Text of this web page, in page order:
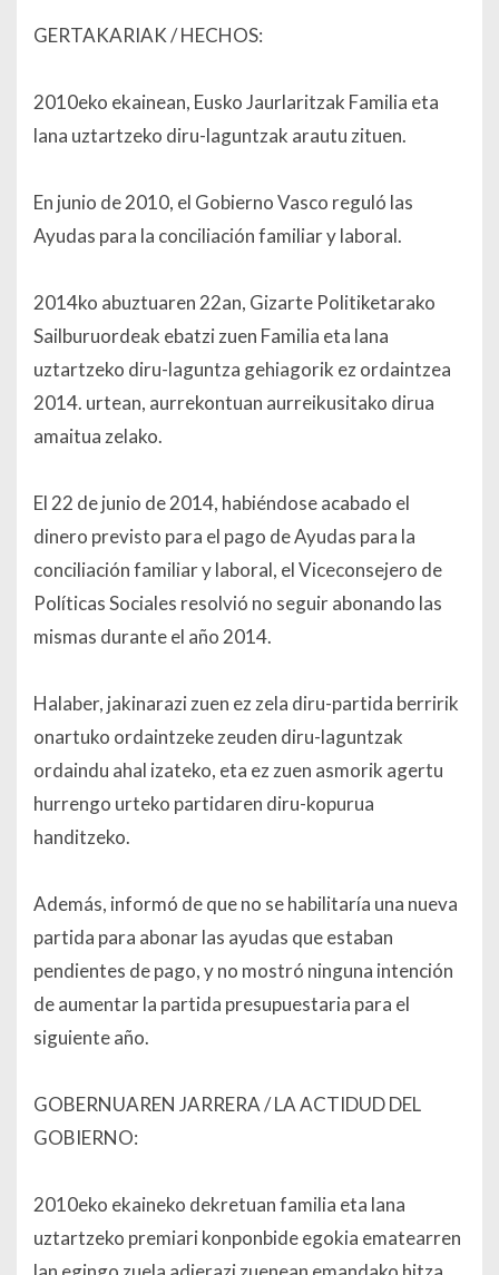
GERTAKARIAK / HECHOS:
2010eko ekainean, Eusko Jaurlaritzak Familia eta
lana uztartzeko diru-laguntzak arautu zituen.
En junio de 2010, el Gobierno Vasco reguló las
Ayudas para la conciliación familiar y laboral.
2014ko abuztuaren 22an, Gizarte Politiketarako
Sailburuordeak ebatzi zuen Familia eta lana
uztartzeko diru-laguntza gehiagorik ez ordaintzea
2014. urtean, aurrekontuan aurreikusitako dirua
amaitua zelako.
El 22 de junio de 2014, habiéndose acabado el
dinero previsto para el pago de Ayudas para la
conciliación familiar y laboral, el Viceconsejero de
Políticas Sociales resolvió no seguir abonando las
mismas durante el año 2014.
Halaber, jakinarazi zuen ez zela diru-partida berririk
onartuko ordaintzeke zeuden diru-laguntzak
ordaindu ahal izateko, eta ez zuen asmorik agertu
hurrengo urteko partidaren diru-kopurua
handitzeko.
Además, informó de que no se habilitaría una nueva
partida para abonar las ayudas que estaban
pendientes de pago, y no mostró ninguna intención
de aumentar la partida presupuestaria para el
siguiente año.
GOBERNUAREN JARRERA / LA ACTIDUD DEL
GOBIERNO:
2010eko ekaineko dekretuan familia eta lana
uztartzeko premiari konponbide egokia ematearren